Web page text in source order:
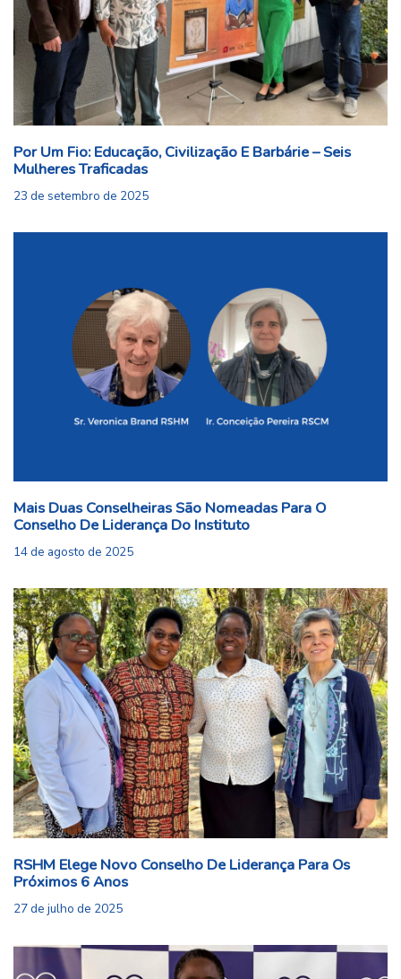
Por Um Fio: Educação, Civilização E Barbárie – Seis
Mulheres Traficadas
23 de setembro de 2025
Mais Duas Conselheiras São Nomeadas Para O
Conselho De Liderança Do Instituto
14 de agosto de 2025
RSHM Elege Novo Conselho De Liderança Para Os
Próximos 6 Anos
27 de julho de 2025